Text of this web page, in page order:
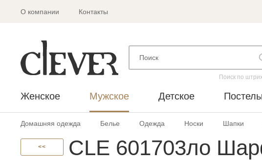
О компании Контакты
Поиск по
Женское Мужское Детское
Домашняя одежда Белье Одежда Носки Шапки
<< CLE 601703ло